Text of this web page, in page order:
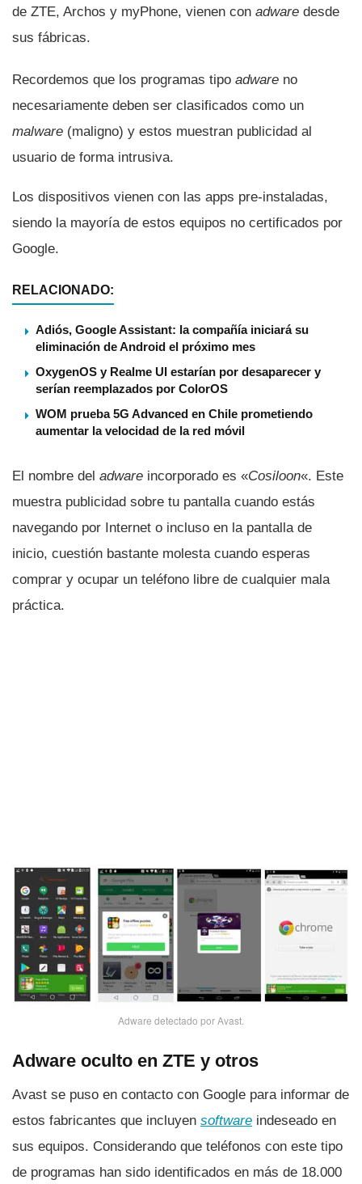
de ZTE, Archos y myPhone, vienen con adware desde
sus fábricas.
Recordemos que los programas tipo adware no
necesariamente deben ser clasificados como un
malware (maligno) y estos muestran publicidad al
usuario de forma intrusiva.
Los dispositivos vienen con las apps pre-instaladas,
siendo la mayorí­a de estos equipos no certificados por
Google.
RELACIONADO:
Adiós, Google Assistant: la compañía iniciará su
eliminación de Android el próximo mes
OxygenOS y Realme UI estarían por desaparecer y
serían reemplazados por ColorOS
WOM prueba 5G Advanced en Chile prometiendo
aumentar la velocidad de la red móvil
El nombre del adware incorporado es «Cosiloon«. Este
muestra publicidad sobre tu pantalla cuando estás
navegando por Internet o incluso en la pantalla de
inicio, cuestión bastante molesta cuando esperas
comprar y ocupar un teléfono libre de cualquier mala
práctica.
Adware detectado por Avast.
Adware oculto en ZTE y otros
Avast se puso en contacto con Google para informar de
estos fabricantes que incluyen software indeseado en
sus equipos. Considerando que teléfonos con este tipo
de programas han sido identificados en más de 18.000